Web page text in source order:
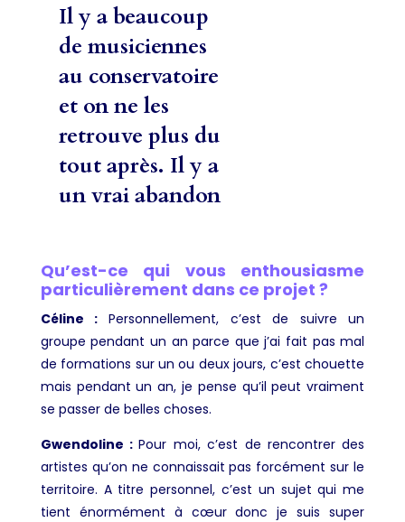
Il y a beaucoup
de musiciennes
au conservatoire
et on ne les
retrouve plus du
tout après. Il y a
un vrai abandon
Qu’est-ce qui vous enthousiasme
particulièrement dans ce projet ?
Céline : Personnellement, c’est de suivre un
groupe pendant un an parce que j’ai fait pas mal
de formations sur un ou deux jours, c’est chouette
mais pendant un an, je pense qu’il peut vraiment
se passer de belles choses.
Gwendoline :Pour moi, c’est de rencontrer des
artistes qu’on ne connaissait pas forcément sur le
territoire. A titre personnel, c’est un sujet qui me
tient énormément à cœur donc je suis super